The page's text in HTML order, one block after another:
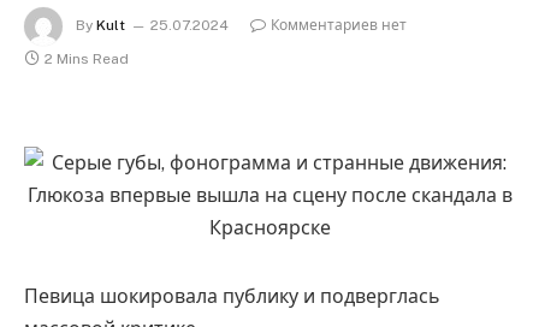
By Kult 25.07.2024
Комментариев нет
2 Mins Read
Певица шокировала публику и подверглась